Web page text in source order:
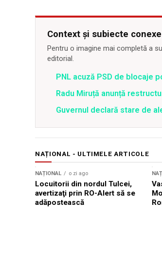
Context și subiecte conexe
Pentru o imagine mai completă a
editorial.
PNL acuză PSD de blocaje
Radu Miruță anunță
Guvernul declară stare de
NAȚIONAL - ULTIMELE ARTICOLE
NAȚIONAL o zi ago
Locuitorii din nordul Tulcei,
avertizaţi prin RO-Alert să se
adăpostească